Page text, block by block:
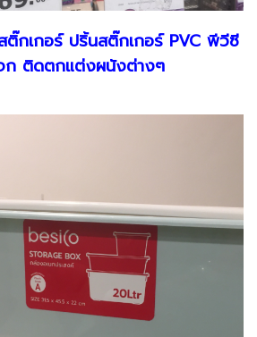
กเกอร์ ปริ้นสติ๊กเกอร์ PVC พีวีซี
ก ติดตกแต่งผนังต่างๆ